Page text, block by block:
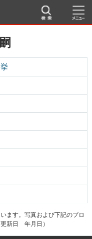
挙
ます。写真および下記のプロ
新日 年月日）